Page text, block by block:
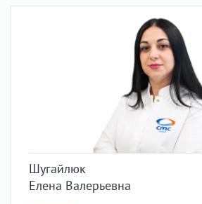
Шугайлюк
Елена Валерьевна